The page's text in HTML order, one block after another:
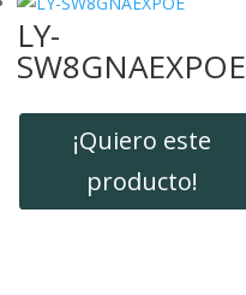
LY-
SW8GNAEXPOE
¡Quiero este
producto!